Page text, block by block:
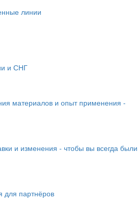
линии
и СНГ
материалов и опыт применения -
и изменения - чтобы вы всегда были
для партнёров